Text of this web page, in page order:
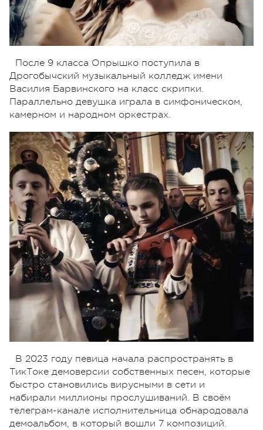
После 9 класса Опрышко поступила в
Дрогобычский музыкальный колледж имени
Василия Барвинского на класс скрипки.
Параллельно девушка играла в симфоническом,
камерном и народном оркестрах.
В 2023 году певица начала распространять в
ТикТоке демоверсии собственных песен, которые
быстро становились вирусными в сети и
набирали миллионы прослушиваний. В своём
телеграм-канале исполнительница обнародовала
демоальбом, в который вошли 7 композиций.